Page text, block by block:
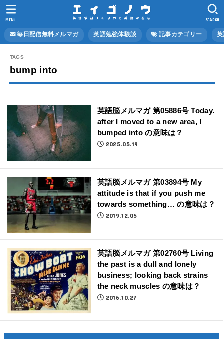
毎日配信無料メルマガ 英語勉強体験談 記事カテゴリー
SEARCH
MENU
bump into
英語脳メルマガ 第05886号 Today.
after I moved to a new area, I
bumped into の意味は？
2025.05.19
英語脳メルマガ 第03894号 My
attitude is that if you push me
towards something… の意味は？
2019.12.05
英語脳メルマガ 第02760号 Living
the past is a dull and lonely
business; looking back strains
the neck muscles の意味は？
2016.10.27